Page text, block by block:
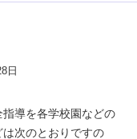
日
導を各学校園などの
次のとおりですの